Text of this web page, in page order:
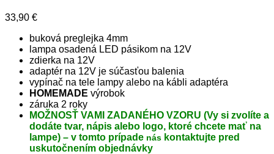
33,90 €
buková preglejka 4mm
lampa osadená LED pásikom na 12V
zdierka na 12V
adaptér na 12V je súčasťou balenia
vypínač na tele lampy alebo na kábli adaptéra
HOMEMADE výrobok
záruka 2 roky
MOŽNOSŤ VAMI ZADANÉHO VZORU (Vy si zvolíte a
dodáte tvar, nápis alebo logo, ktoré chcete mať na
lampe) – v tomto prípade nás kontaktujte pred
uskutočnením objednávky